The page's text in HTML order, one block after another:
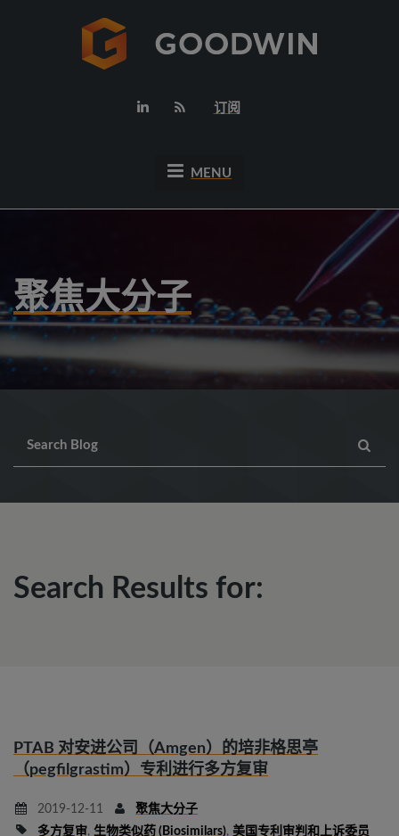
订阅
MENU
聚焦大分子
Search Results for:
PTAB 对安进公司（Amgen）的培非格思亭
（pegfilgrastim）专利进行多方复审
2019-12-11
聚焦大分子
多方复审, 生物类似药 (biosimilars), 美国专利审判和上诉委员